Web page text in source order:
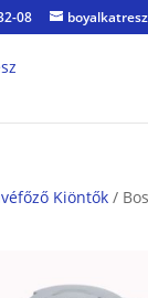
08
Kiöntők/